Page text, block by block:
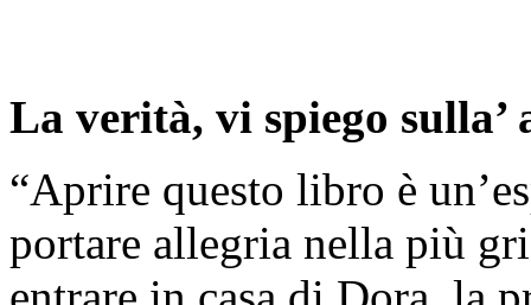
La verità, vi spiego sulla’
“Aprire questo libro è
portare allegria nella più